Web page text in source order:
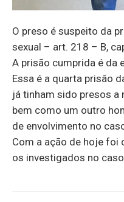
O preso é suspeito da
sexual – art. 218 – B,
A prisão cumprida é da
Essa é a quarta prisão
já tinham sido presos a
bem como um outro
de envolvimento no
Com a ação de hoje foi
os investigados no